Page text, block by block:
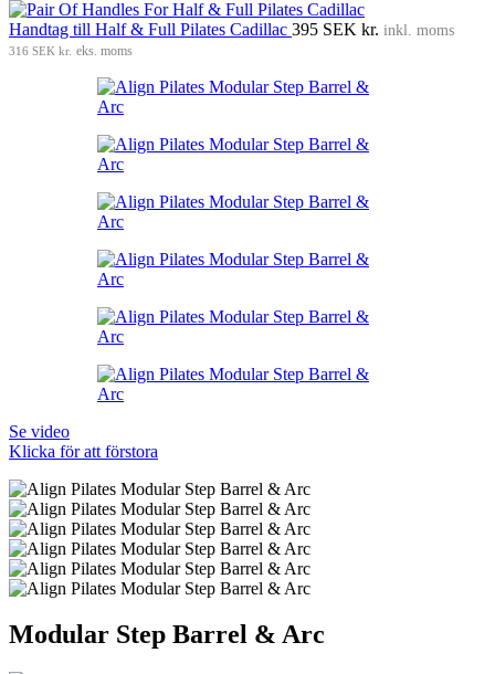
Handtag till Half & Full Pilates Cadillac 395 SEK kr. inkl. moms
316 SEK kr. eks. moms
Se video
Klicka för att förstora
Modular Step Barrel & Arc